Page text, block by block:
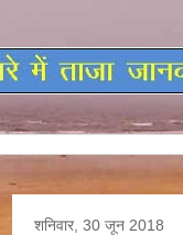
शनिवार, 30 जून 2018